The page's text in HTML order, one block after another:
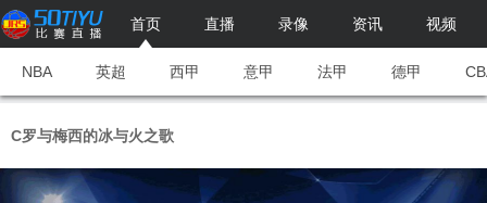
首页 直播 录像 资讯 视频
NBA 英超 西甲 意甲 法甲 德甲
C罗与梅西的冰与火之歌